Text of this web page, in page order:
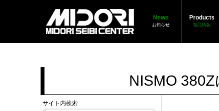
News
お知らせ
Products
製品情報
NISMO
サイト内検索